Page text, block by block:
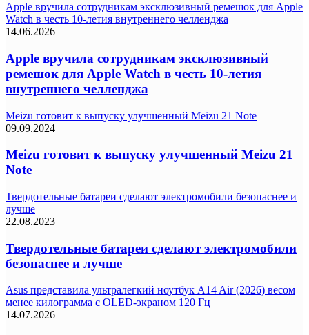
Apple вручила сотрудникам эксклюзивный ремешок для Apple
Watch в честь 10-летия внутреннего челленджа
14.06.2026
Apple вручила сотрудникам эксклюзивный
ремешок для Apple Watch в честь 10-летия
внутреннего челленджа
Meizu готовит к выпуску улучшенный Meizu 21 Note
09.09.2024
Meizu готовит к выпуску улучшенный Meizu 21
Note
Твердотельные батареи сделают электромобили безопаснее и
лучше
22.08.2023
Твердотельные батареи сделают электромобили
безопаснее и лучше
Asus представила ультралегкий ноутбук A14 Air (2026) весом
менее килограмма с OLED-экраном 120 Гц
14.07.2026